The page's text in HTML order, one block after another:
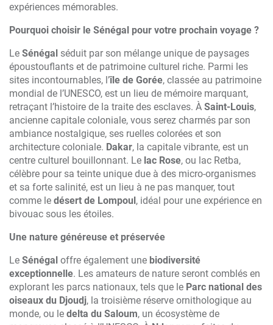
expériences mémorables.
Pourquoi choisir le Sénégal pour votre prochain voyage ?
Le Sénégal séduit par son mélange unique de paysages
époustouflants et de patrimoine culturel riche. Parmi les
sites incontournables, l’île de Gorée, classée au patrimoine
mondial de l’UNESCO, est un lieu de mémoire marquant,
retraçant l’histoire de la traite des esclaves. À Saint-Louis,
ancienne capitale coloniale, vous serez charmés par son
ambiance nostalgique, ses ruelles colorées et son
architecture coloniale. Dakar, la capitale vibrante, est un
centre culturel bouillonnant. Le lac Rose, ou lac Retba,
célèbre pour sa teinte unique due à des micro-organismes
et sa forte salinité, est un lieu à ne pas manquer, tout
comme le désert de Lompoul, idéal pour une expérience en
bivouac sous les étoiles.
Une nature généreuse et préservée
Le Sénégal offre également une biodiversité
exceptionnelle. Les amateurs de nature seront comblés en
explorant les parcs nationaux, tels que le Parc national des
oiseaux du Djoudj, la troisième réserve ornithologique au
monde, ou le delta du Saloum, un écosystème de